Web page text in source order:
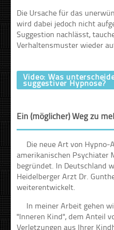
Die Ursache für das
wird dabei jedoch nicht
Suggestion nachlässt,
Verhaltensmuster wieder
Video: Was
suggestiver Hypnose?
Ein (möglicher) Weg zu
Die neue Art von Hypno-
amerikanischen Psychiater
begründet. In Deutschland
Heidelberger Arzt Dr.
weiterentwickelt.
In meiner Arbeit gehen
"Inneren Kind", dem Anteil
Verletzungen aus Ihrer